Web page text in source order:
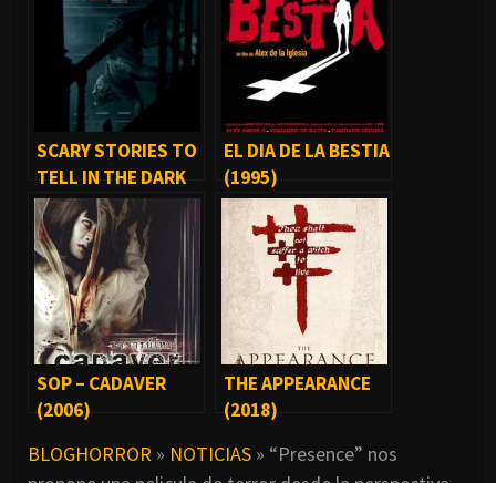
SCARY STORIES TO
TELL IN THE DARK
(2019)
EL DIA DE LA BESTIA
(1995)
SOP – CADAVER
(2006)
THE APPEARANCE
(2018)
BLOGHORROR » NOTICIAS » “Presence” nos